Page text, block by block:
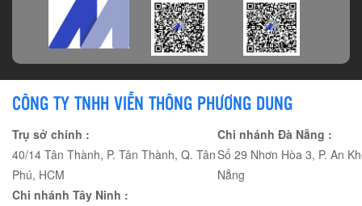
CÔNG TY TNHH VIỄN THÔNG PHƯƠNG DUNG
Trụ sở chính :
40/14 Tân Thành, P. Tân Thành, Q. Tân
Phú, HCM
Chi nhánh Đà Nẵng :
Số 29 Nhơn Hòa 3, P. An
Nẵng
Chi nhánh Tây Ninh :